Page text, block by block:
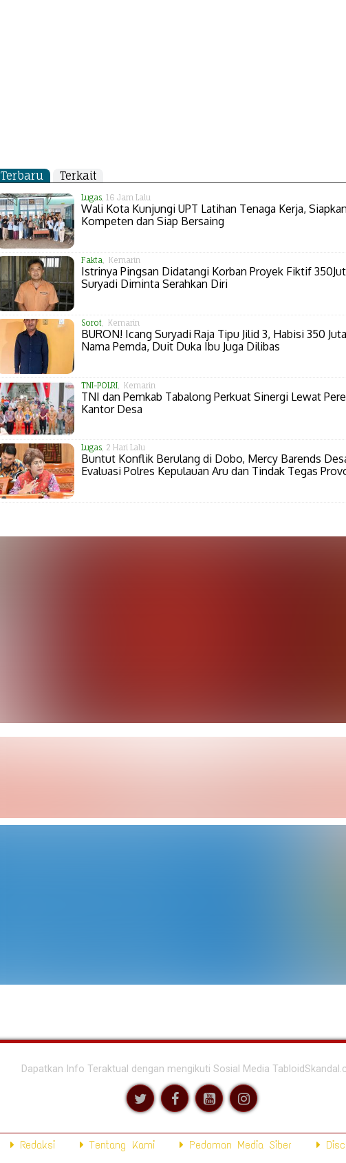
Terbaru Terkait
Lugas, 16 Jam Lalu
Wali Kota Kunjungi UPT Latihan Tenaga Kerja,
Kompeten dan Siap Bersaing
Fakta, Kemarin
Istrinya Pingsan Didatangi Korban Proyek Fiktif
Suryadi Diminta Serahkan Diri
Sorot, Kemarin
BURON! Icang Suryadi Raja Tipu Jilid 3, Habisi 350
Nama Pemda, Duit Duka Ibu Juga Dilibas
TNI-POLRI , Kemarin
TNI dan Pemkab Tabalong Perkuat Sinergi Lewat
Kantor Desa
Lugas, 2 Hari Lalu
Buntut Konflik Berulang di Dobo, Mercy Barends
Evaluasi Polres Kepulauan Aru dan Tindak Tegas
Dapatkan Info Teraktual dengan mengikuti Sosial Media
Redaksi Tentang Kami Pedoman Media Siber